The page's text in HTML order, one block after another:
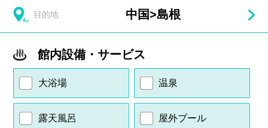
目的地 中国>島根
館内設備・サービス
大浴場 温泉
露天風呂 屋外プール